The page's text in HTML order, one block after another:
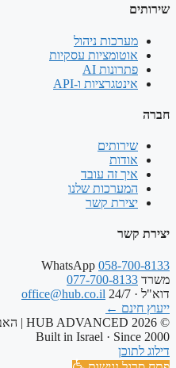
שירותים
מערכות ניהול
אוטומציות עסקיות
פתרונות AI
אינטגרציות ו-API
חברה
שירותים
אודות
איך זה עובד
המערכות שלנו
יצירת קשר
יצירת קשר
WhatsApp 058-700-8133
משרד 077-700-8133
דוא"ל · 24/7
office@hub.co.il
ייעוץ חינם ←
© 2026 HUB ADVANCED | האב מערכות. כל הזכויות שמורות.
Built in Israel · Since 2000
דילוג לתוכן